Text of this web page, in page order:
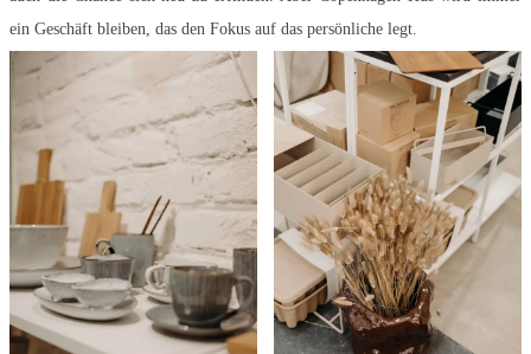
ein Geschäft bleiben, das den Fokus auf das persönliche legt.